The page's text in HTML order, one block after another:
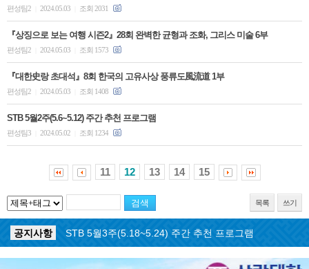
편성팀2 2024.05.03 조회 2031
『상징으로 보는 여행 시즌2』28회 완벽한 균형과 조화, 그리스 미술 6부
편성팀2 2024.05.03 조회 1573
『대한史랑 초대석』8회 한국의 고유사상 풍류도風流道 1부
편성팀2 2024.05.03 조회 1408
STB 5월2주(5.6~5.12) 주간 추천 프로그램
편성팀3 2024.05.02 조회 1234
11 12 13 14 15
목록 쓰기
공지사항
STB 5월4주(5.25~5.31) 주간 추천 프로그램
공지사항
STB 5월3주(5.18~5.24) 주간 추천 프로그램
공지사항
STB 4월마지막주(4.27~5.3) 주간 추천 프로그램
STB 4월4주(4.20~4.26) 주간 추천 프로그램